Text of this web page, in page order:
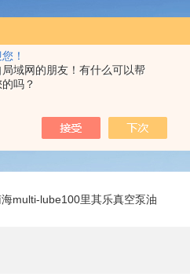
！
局域网的朋友！有什么可以帮
吗？
multi-lube100里其乐真空泵油